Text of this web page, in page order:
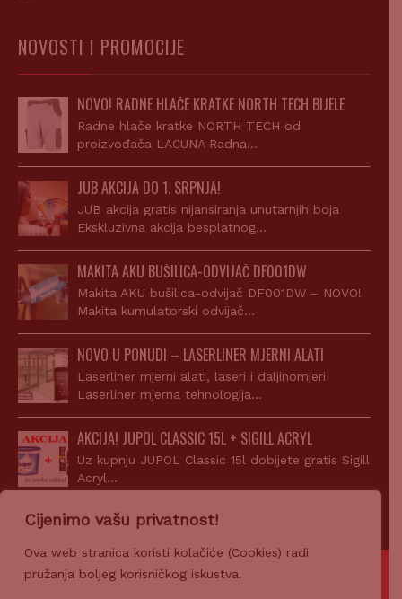
Cijenimo vašu privatnost!
Ova web stranica koristi kolačiće (Cookies) radi
pružanja boljeg korisničkog iskustva.
NOVOSTI I PROMOCIJE
NOVO! RADNE HLAČE KRATKE NORTH TECH BIJELE
Radne hlače kratke NORTH TECH od
proizvođača LACUNA Radna…
JUB AKCIJA DO 1. SRPNJA!
JUB akcija gratis nijansiranja unutarnjih boja
Ekskluzivna akcija besplatnog…
MAKITA AKU BUŠILICA-ODVIJAČ DF001DW
Makita AKU bušilica-odvijač DF001DW – NOVO!
Makita kumulatorski odvijač…
NOVO U PONUDI – LASERLINER MJERNI ALATI
Laserliner mjerni alati, laseri i daljinomjeri
Laserliner mjerna tehnologija…
AKCIJA! JUPOL CLASSIC 15L + SIGILL ACRYL
Uz kupnju JUPOL Classic 15l dobijete gratis Sigill
Acryl…
© 2007-2026 Z-PROFIL PRODAJA d.o.o.